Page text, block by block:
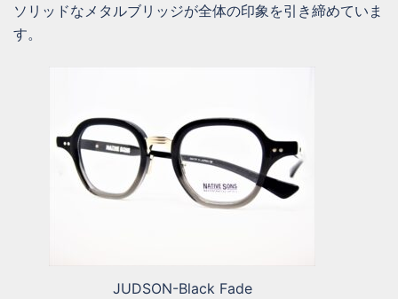
ソリッドなメタルブリッジが全体の印象を引き締めていま
す。
JUDSON-Black Fade